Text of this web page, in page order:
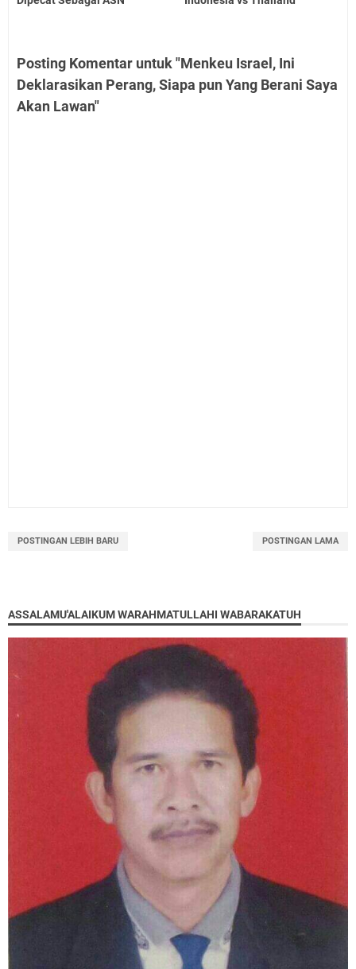
Posting Komentar untuk "Menkeu Israel, Ini
Deklarasikan Perang, Siapa pun Yang Berani Saya
Akan Lawan"
POSTINGAN LEBIH BARU POSTINGAN LAMA
ASSALAMU'ALAIKUM WARAHMATULLAHI WABARAKATUH